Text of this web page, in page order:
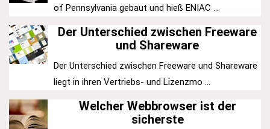
of Pennsylvania gebaut und hieß ENIAC ...
Der Unterschied zwischen Freeware
und Shareware
Der Unterschied zwischen Freeware und Shareware
liegt in ihren Vertriebs- und Lizenzmo ...
Welcher Webbrowser ist der
sicherste